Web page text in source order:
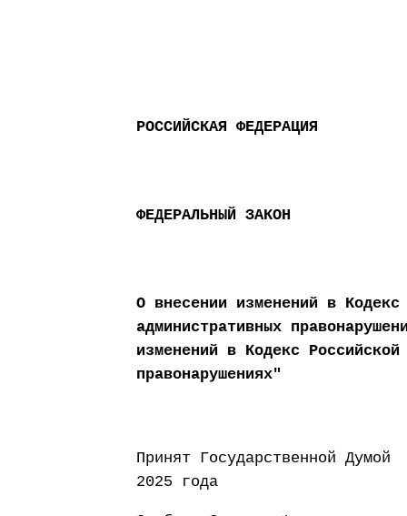
РОССИЙСКАЯ ФЕДЕРАЦИЯ
ФЕДЕРАЛЬНЫЙ ЗАКОН
О внесении изменений в Кодекс
административных
изменений в Кодекс
правонарушениях"
Принят
2025 года